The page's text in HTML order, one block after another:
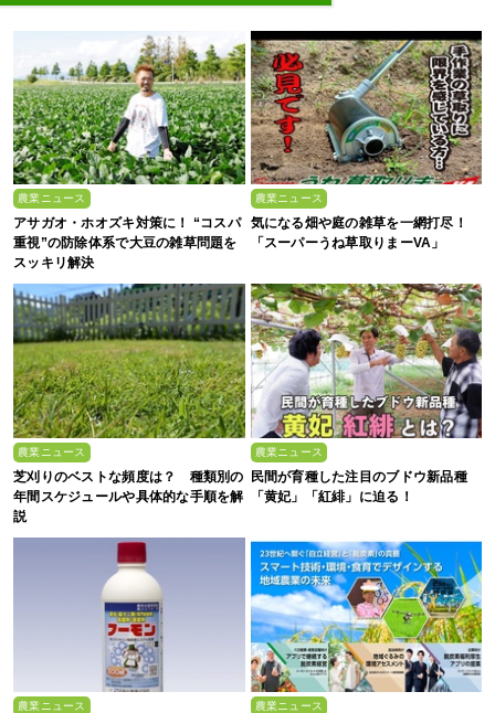
農業ニュース
アサガオ・ホオズキ対策に！ “コスパ
重視”の防除体系で大豆の雑草問題を
スッキリ解決
農業ニュース
気になる畑や庭の雑草を一網打尽！
「スーパーうね草取りまーVA」
農業ニュース
芝刈りのベストな頻度は？ 種類別の
年間スケジュールや具体的な手順を解
説
農業ニュース
民間が育種した注目のブドウ新品種
「黄妃」「紅緋」に迫る！
農業ニュース 農業ニュース